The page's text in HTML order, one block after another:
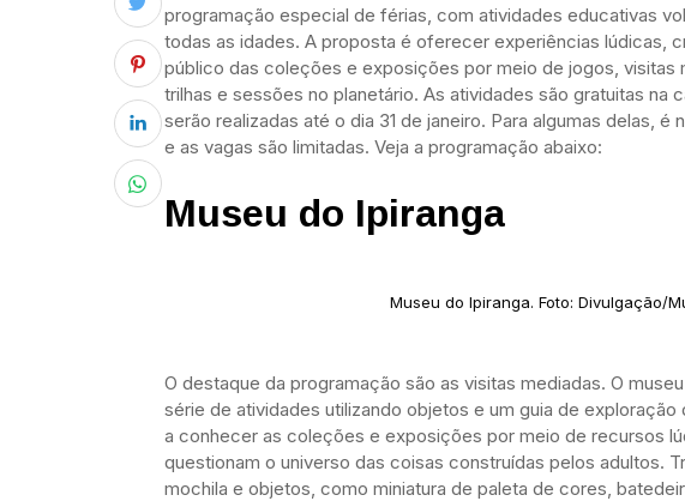
programação especial de férias, com atividades educativas
todas as idades. A proposta é oferecer experiências lúdicas,
público das coleções e exposições por meio de jogos, visitas
trilhas e sessões no planetário. As atividades são gratuitas na
serão realizadas até o dia 31 de janeiro. Para algumas delas,
e as vagas são limitadas. Veja a programação abaixo:
Museu do Ipiranga
Museu do Ipiranga. Foto: Divulgação/
O destaque da programação são as visitas mediadas. O
série de atividades utilizando objetos e um guia de
a conhecer as coleções e exposições por meio de recursos
questionam o universo das coisas construídas pelos adultos.
mochila e objetos, como miniatura de paleta de cores,